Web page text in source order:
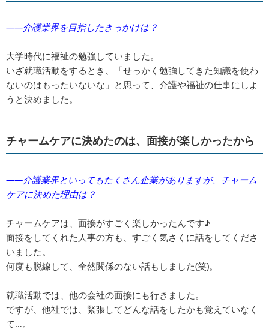
――介護業界を目指したきっかけは？
大学時代に福祉の勉強していました。
いざ就職活動をするとき、「せっかく勉強してきた知識を使わ
ないのはもったいないな」と思って、介護や福祉の仕事にしよ
うと決めました。
チャームケアに決めたのは、面接が楽しかったから
――介護業界といってもたくさん企業がありますが、チャーム
ケアに決めた理由は？
チャームケアは、面接がすごく楽しかったんです♪
面接をしてくれた人事の方も、すごく気さくに話をしてくださ
いました。
何度も脱線して、全然関係のない話もしました(笑)。
就職活動では、他の会社の面接にも行きました。
ですが、他社では、緊張してどんな話をしたかも覚えていなく
て…。